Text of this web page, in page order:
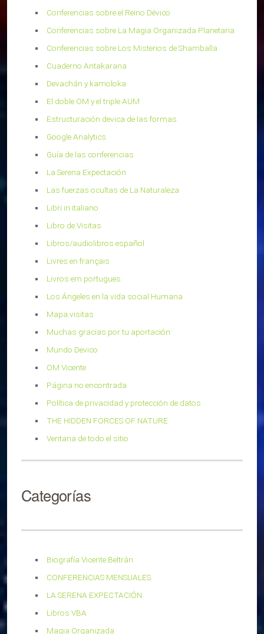
Conferencias sobre el Reino Dévico
Conferencias sobre La Magia Organizada Planetaria
Conferencias sobre Los Misterios de Shamballa
Cuaderno Antakarana
Devachán y kamoloka
El doble OM y el triple AUM
Estructuración devica de las formas
Google Analytics
Guía de las conferencias
La Serena Expectación
Las fuerzas ocultas de La Naturaleza
Libri in italiano
Libro de Visitas
Libros/audiolibros español
Livres en français
Livros em portugues
Los Ángeles en la vida social Humana
Mapa visitas
Muchas gracias por tu aportación
Mundo Devico
OM Vicente
Página no encontrada
Política de privacidad y protección de datos
THE HIDDEN FORCES OF NATURE
Ventana de todo el sitio
Categorías
Biografía Vicente Beltrán
CONFERENCIAS MENSUALES
LA SERENA EXPECTACIÓN
Libros VBA
Magia Organizada